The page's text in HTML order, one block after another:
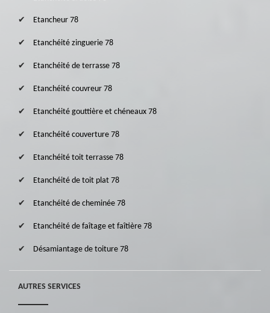
Etancheur 78
Etanchéité zinguerie 78
Etanchéité de terrasse 78
Etanchéité couvreur 78
Etanchéité gouttière et chéneaux 78
Etanchéité couverture 78
Etanchéité toit terrasse 78
Etanchéité de toit plat 78
Etanchéité de cheminée 78
Etanchéité de faîtage et faîtière 78
Désamiantage de toiture 78
AUTRES SERVICES